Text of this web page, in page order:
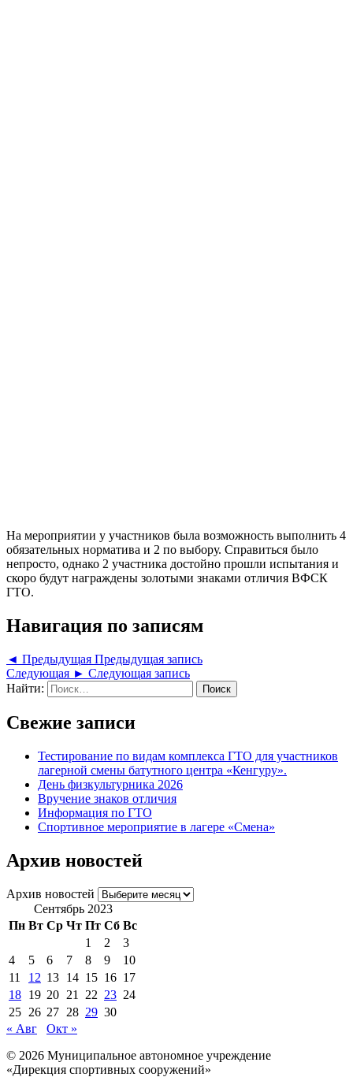
На мероприятии у участников была возможность выполнить 4
обязательных норматива и 2 по выбору. Справиться было
непросто, однако 2 участника достойно прошли испытания и
скоро будут награждены золотыми знаками отличия ВФСК
ГТО.
Навигация по записям
◄ Предыдущая Предыдущая запись
Следующая ► Следующая запись
Найти:
Свежие записи
Тестирование по видам комплекса ГТО для участников
лагерной смены батутного центра «Кенгуру».
День физкультурника 2026
Вручение знаков отличия
Информация по ГТО
Спортивное мероприятие в лагере «Смена»
Архив новостей
Архив новостей
Сентябрь 2023
Пн Вт Ср Чт Пт Сб Вс
1
2
3
4
5 6 7 8 9
10
11
12 13 14 15 16 17
18 19 20 21 22 23 24
25 26 27 28 29 30
« Авг
Окт »
© 2026 Муниципальное автономное учреждение
«Дирекция спортивных сооружений»